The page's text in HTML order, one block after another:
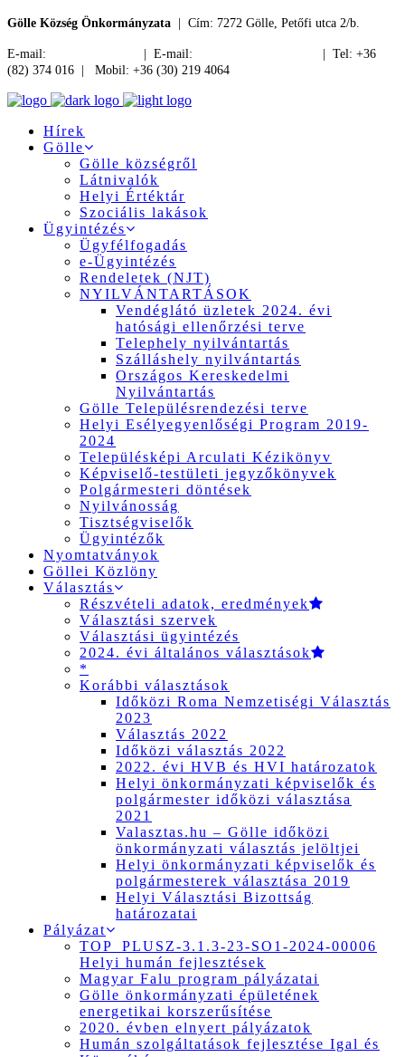
Gölle Község Önkormányzata | Cím: 7272 Gölle, Petőfi utca 2/b.
E-mail: | E-mail:
| Tel: +36
(82) 374 016 | Mobil: +36 (30) 219 4064
Hírek
Gölle
Gölle községről
Látnivalók
Helyi Értéktár
Szociális lakások
Ügyintézés
Ügyfélfogadás
e-Ügyintézés
Rendeletek (NJT)
NYILVÁNTARTÁSOK
Vendéglátó üzletek 2024. évi
hatósági ellenőrzési terve
Telephely nyilvántartás
Szálláshely nyilvántartás
Országos Kereskedelmi
Nyilvántartás
Gölle Településrendezési terve
Helyi Esélyegyenlőségi Program 2019-
2024
Településképi Arculati Kézikönyv
Képviselő-testületi jegyzőkönyvek
Polgármesteri döntések
Nyilvánosság
Tisztségviselők
Ügyintézők
Nyomtatványok
Göllei Közlöny
Választás
Részvételi adatok, eredmények
Választási szervek
Választási ügyintézés
2024. évi általános választások
*
Korábbi választások
Időközi Roma Nemzetiségi Választás
2023
Választás 2022
Időközi választás 2022
2022. évi HVB és HVI határozatok
Helyi önkormányzati képviselők és
polgármester időközi választása
2021
Valasztas.hu – Gölle időközi
önkormányzati választás jelöltjei
Helyi önkormányzati képviselők és
polgármesterek választása 2019
Helyi Választási Bizottság
határozatai
Pályázat
TOP_PLUSZ-3.1.3-23-SO1-2024-00006
Helyi humán fejlesztések
Magyar Falu program pályázatai
Gölle önkormányzati épületének
energetikai korszerűsítése
2020. évben elnyert pályázatok
Humán szolgáltatások fejlesztése Igal és